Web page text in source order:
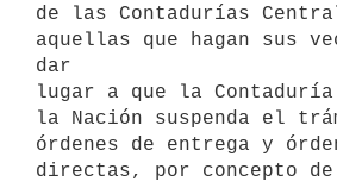
de las Contadurías
aquellas que hagan sus
dar
lugar a que la Contaduría
la Nación suspenda el
órdenes de entrega y
directas, por concepto